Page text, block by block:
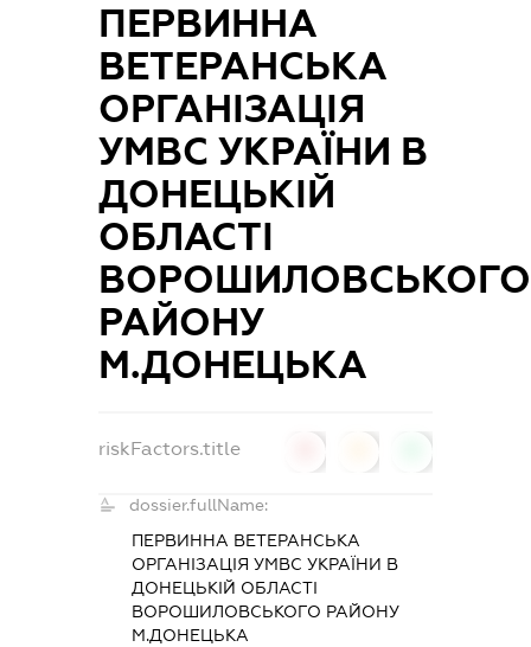
ПЕРВИННА
ВЕТЕРАНСЬКА
ОРГАНІЗАЦІЯ
УМВС УКРАЇНИ В
ДОНЕЦЬКІЙ
ОБЛАСТІ
ВОРОШИЛОВСЬКОГО
РАЙОНУ
М.ДОНЕЦЬКА
riskFactors.title
dossier.fullName:
ПЕРВИННА ВЕТЕРАНСЬКА
ОРГАНІЗАЦІЯ УМВС УКРАЇНИ В
ДОНЕЦЬКІЙ ОБЛАСТІ
ВОРОШИЛОВСЬКОГО РАЙОНУ
М.ДОНЕЦЬКА